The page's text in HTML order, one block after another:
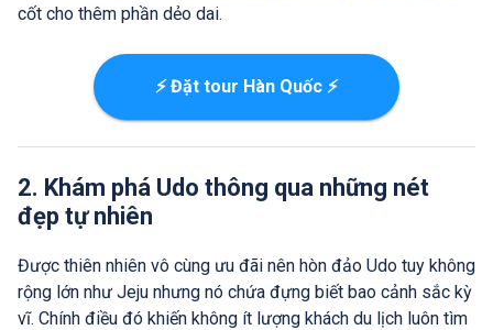
cốt cho thêm phần dẻo dai.
⚡ Đặt tour Hàn Quốc ⚡
2. Khám phá Udo thông qua những nét
đẹp tự nhiên
Được thiên nhiên vô cùng ưu đãi nên hòn đảo Udo tuy không
rộng lớn như Jeju nhưng nó chứa đựng biết bao cảnh sắc kỳ
vĩ. Chính điều đó khiến không ít lượng khách du lịch luôn tìm